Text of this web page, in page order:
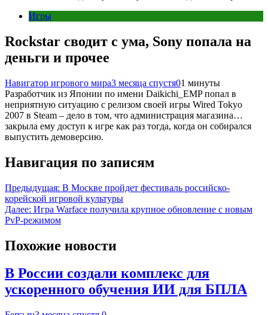
Игры
Rockstar сводит с ума, Sony попала на
деньги и прочее
Навигатор игрового мира3 месяца спустя01 минуты
Разработчик из Японии по имени Daikichi_EMP попал в
неприятную ситуацию с релизом своей игры Wired Tokyo
2007 в Steam – дело в том, что администрация магазина…
закрыла ему доступ к игре как раз тогда, когда он собирался
выпустить демоверсию.
Навигация по записям
Предыдущая: В Москве пройдет фестиваль российско-
корейской игровой культуры
Далее: Игра Warface получила крупное обновление с новым
PvP-режимом
Похожие новости
В России создали комплекс для
ускоренного обучения ИИ для БПЛА